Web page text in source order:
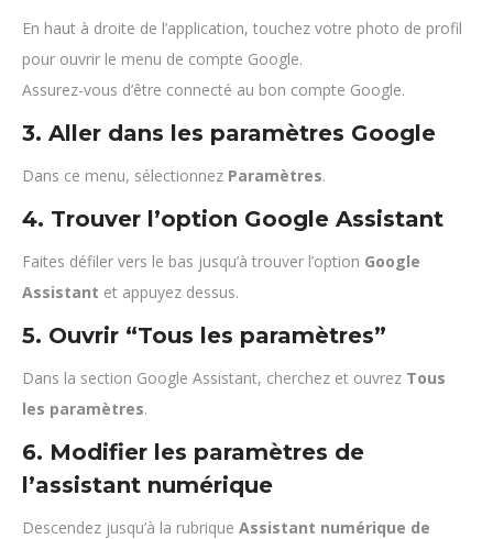
En haut à droite de l’application, touchez votre photo de profil
pour ouvrir le menu de compte Google.
Assurez-vous d’être connecté au bon compte Google.
3. Aller dans les paramètres Google
Dans ce menu, sélectionnez Paramètres.
4. Trouver l’option Google Assistant
Faites défiler vers le bas jusqu’à trouver l’option Google
Assistant et appuyez dessus.
5. Ouvrir “Tous les paramètres”
Dans la section Google Assistant, cherchez et ouvrez Tous
les paramètres.
6. Modifier les paramètres de
l’assistant numérique
Descendez jusqu’à la rubrique Assistant numérique de